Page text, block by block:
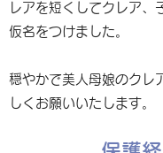
レアを短くしてクレア、
仮名をつけました。
穏やかで美人母娘のクレ
しくお願いいたします。